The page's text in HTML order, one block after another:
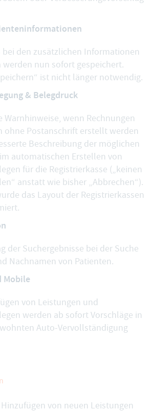
bei den zusätzlichen Informationen
werden nun sofort gespeichert.
ist nicht länger notwendig.
& Belegdruck
Warnhinweise, wenn Rechnungen
ohne Postanschrift erstellt werden
Beschreibung der möglichen
automatischen Erstellen von
für die Registrierkasse („keinen
anstatt wie bisher „Abbrechen“).
das Layout der Registrierkassen
der Suchergebnisse bei der Suche
Nachnamen von Patienten.
Mobile
von Leistungen und
werden ab sofort Vorschläge in
Auto-Vervollständigung
von neuen Leistungen